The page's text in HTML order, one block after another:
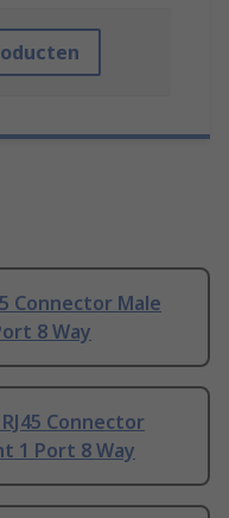
Connector Male
8 Way
Connector
1 Port 8 Way